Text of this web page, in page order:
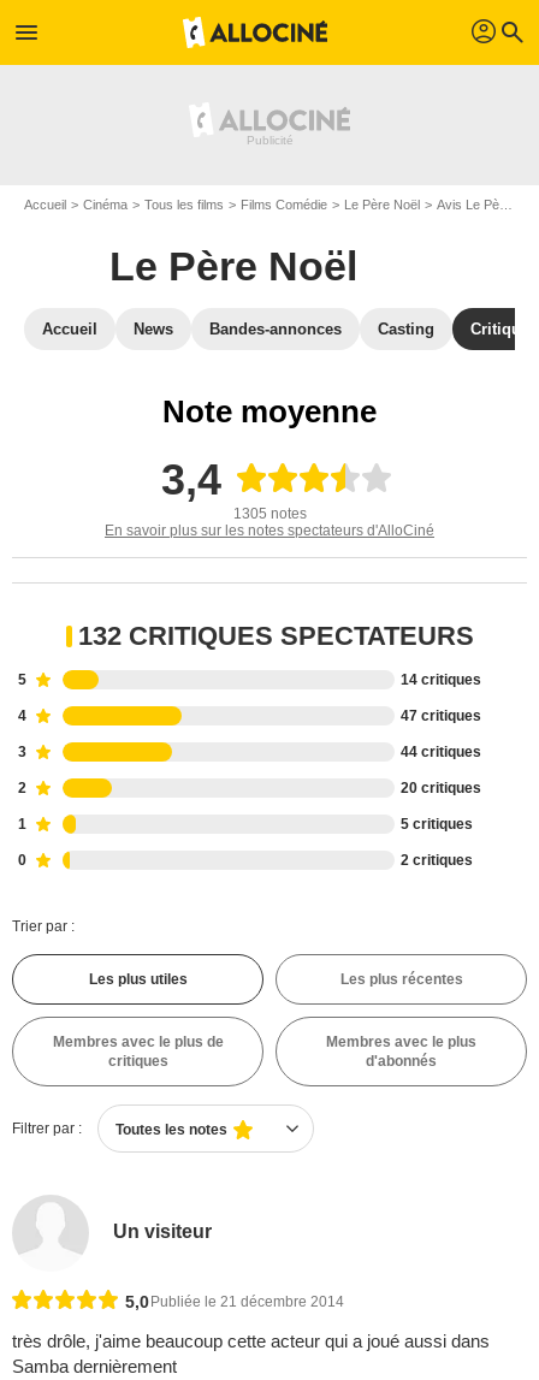
menu profil search
Accueil Cinéma Tous les films Films Comédie Le Père Noël Avis Le Père Noël
Le Père Noël
Accueil News Bandes-annonces Casting
Note moyenne
3,4
1305 notes
En savoir plus sur les notes spectateurs d'AlloCiné
132 CRITIQUES SPECTATEURS
5 14 critiques
4 47 critiques
3 44 critiques
2 20 critiques
1 5 critiques
0 2 critiques
Trier par :
Les plus utiles Les plus récentes
Membres avec le plus de
critiques
Membres avec le plus
d'abonnés
Filtrer par : Toutes les notes
Un visiteur
5,0 Publiée le 21 décembre 2014
très drôle, j'aime beaucoup cette acteur qui a joué aussi dans
Samba dernièrement